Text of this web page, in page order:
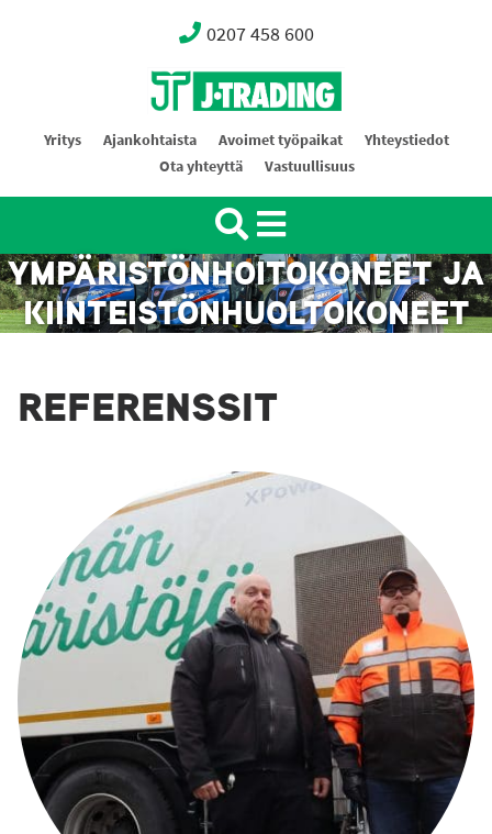
0207 458 600
Oy J-Trading Ab
Yritys Ajankohtaista Avoimet työpaikat
Yhteystiedot
Ota yhteyttä
Vastuullisuus
YMPÄRISTÖNHOITOKONEET JA
KIINTEISTÖNHUOLTOKONEET
REFERENSSIT